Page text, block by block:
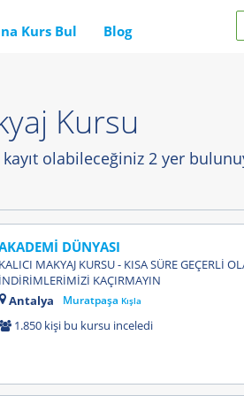
Kurs Bul Blog
Kursu
olabileceğiniz 2 yer
DÜNYASI
KALICI MAKYAJ KURSU - KISA SÜRE GEÇERLİ
İNDİRİMLERİMİZİ KAÇIRMAYIN
Antalya
Muratpaşa Kışla
1.850 kişi bu kursu inceledi